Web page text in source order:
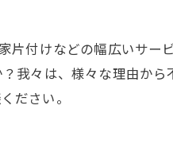
片付けなどの幅広いサー
我々は、様々な理由から
ださい。